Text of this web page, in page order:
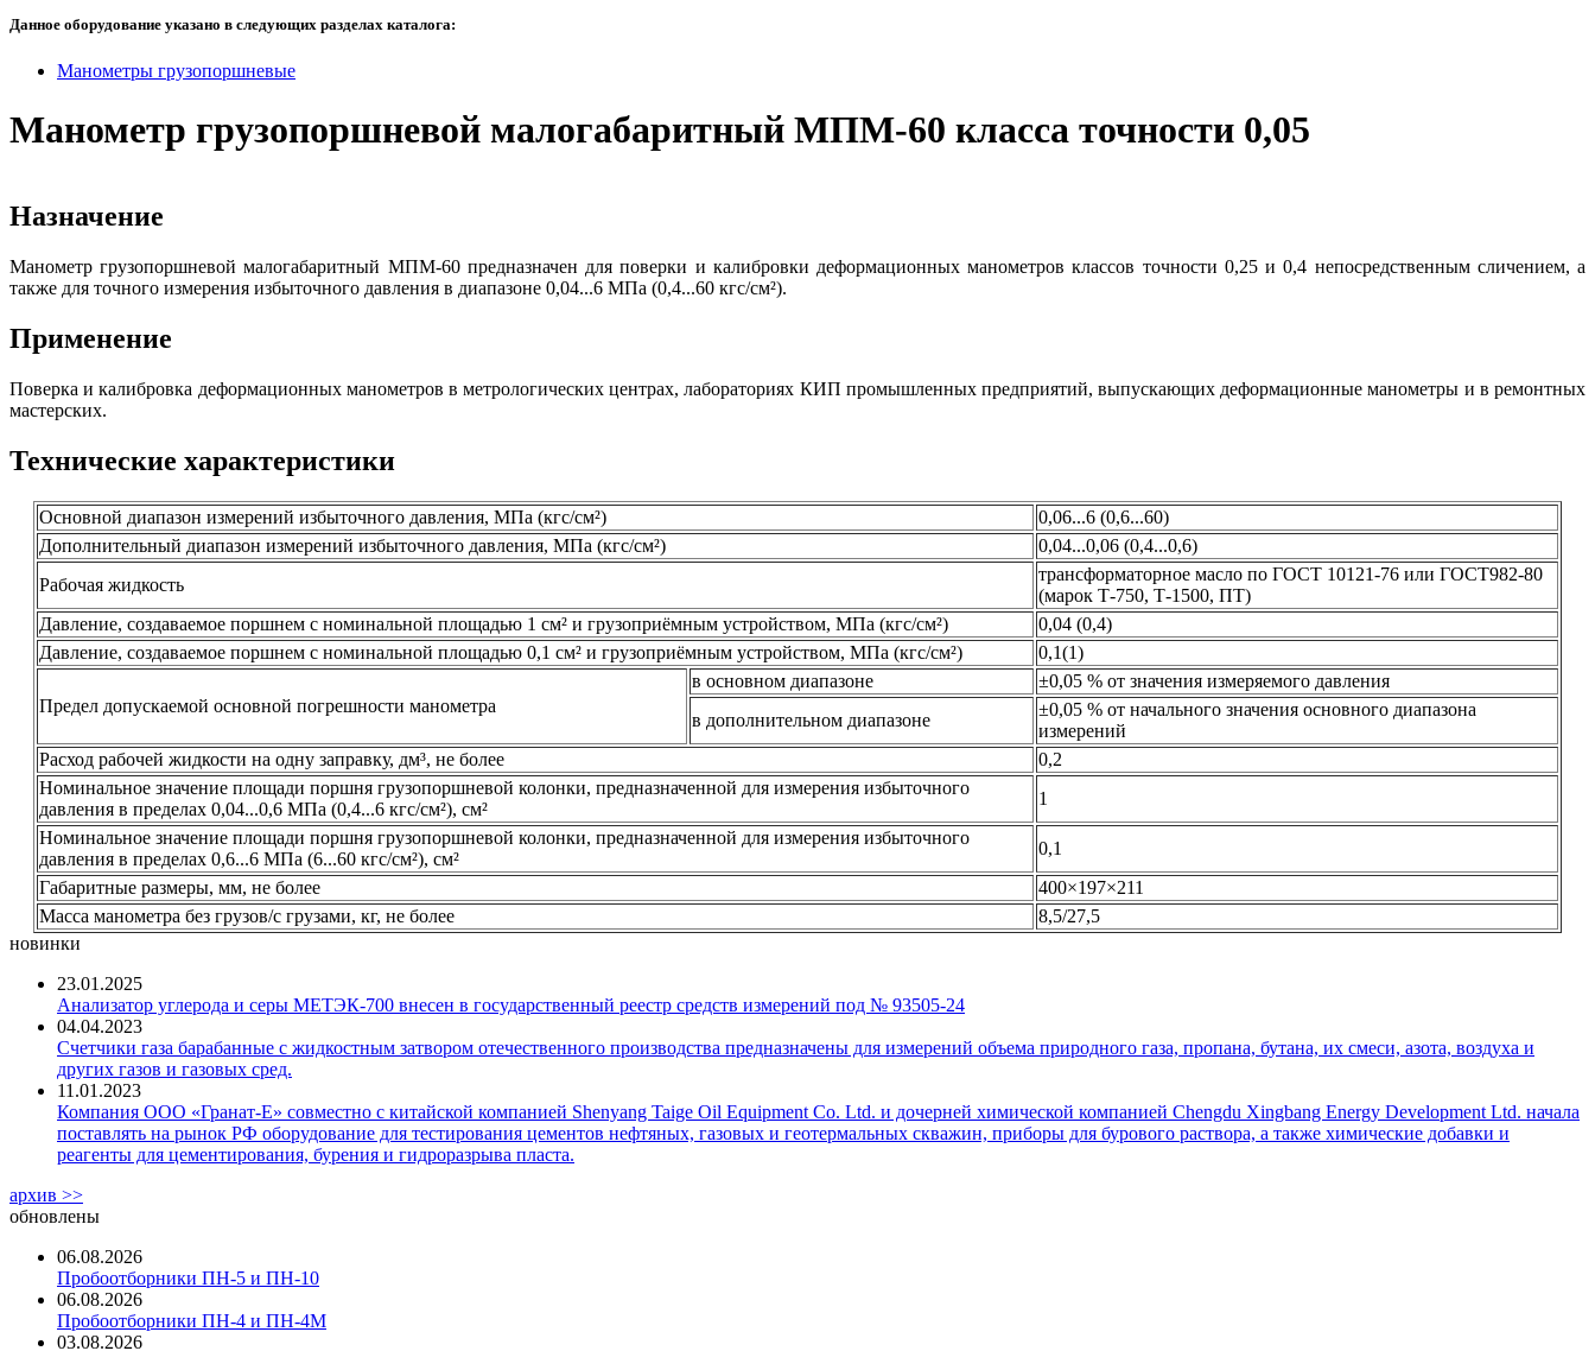
Данное оборудование указано в следующих разделах каталога:
Манометры грузопоршневые
Манометр грузопоршневой малогабаритный МПМ-60 класса точности 0,05
Назначение
Манометр грузопоршневой малогабаритный МПМ-60 предназначен для поверки и калибровки деформационных манометров классов точности 0,25 и 0,4 непосредственным сличением, а
также для точного измерения избыточного давления в диапазоне 0,04...6 МПа (0,4...60 кгс/см²).
Применение
Поверка и калибровка деформационных манометров в метрологических центрах, лабораториях КИП промышленных предприятий, выпускающих деформационные манометры и в ремонтных
мастерских.
Технические характеристики
Основной диапазон измерений избыточного давления, МПа (кгс/см²)
0,06...6 (0,6...60)
Дополнительный диапазон измерений избыточного давления, МПа (кгс/см²)
0,04...0,06 (0,4...0,6)
Рабочая жидкость
трансформаторное масло по ГОСТ 10121-76 или ГОСТ982-80
(марок Т-750, Т-1500, ПТ)
Давление, создаваемое поршнем с номинальной площадью 1 см² и грузоприёмным устройством, МПа (кгс/см²)
0,04 (0,4)
Давление, создаваемое поршнем с номинальной площадью 0,1 см² и грузоприёмным устройством, МПа (кгс/см²)
0,1(1)
Предел допускаемой основной погрешности манометра
в основном диапазоне
±0,05 % от значения измеряемого давления
в дополнительном диапазоне
±0,05 % от начального значения основного диапазона
измерений
Расход рабочей жидкости на одну заправку, дм³, не более
0,2
Номинальное значение площади поршня грузопоршневой колонки, предназначенной для измерения избыточного
давления в пределах 0,04...0,6 МПа (0,4...6 кгс/см²), см²
1
Номинальное значение площади поршня грузопоршневой колонки, предназначенной для измерения избыточного
давления в пределах 0,6...6 МПа (6...60 кгс/см²), см²
0,1
Габаритные размеры, мм, не более
400×197×211
Масса манометра без грузов/с грузами, кг, не более
8,5/27,5
новинки
23.01.2025
Анализатор углерода и серы МЕТЭК-700 внесен в государственный реестр средств измерений под № 93505-24
04.04.2023
Счетчики газа барабанные с жидкостным затвором отечественного производства предназначены для измерений объема природного газа, пропана, бутана, их смеси, азота, воздуха и
других газов и газовых сред.
11.01.2023
Компания ООО «Гранат-Е» совместно с китайской компанией Shenyang Taige Oil Equipment Co. Ltd. и дочерней химической компанией Chengdu Xingbang Energy Development Ltd. начала
поставлять на рынок РФ оборудование для тестирования цементов нефтяных, газовых и геотермальных скважин, приборы для бурового раствора, а также химические добавки и
реагенты для цементирования, бурения и гидроразрыва пласта.
архив >>
обновлены
06.08.2026
Пробоотборники ПН-5 и ПН-10
06.08.2026
Пробоотборники ПН-4 и ПН-4М
03.08.2026